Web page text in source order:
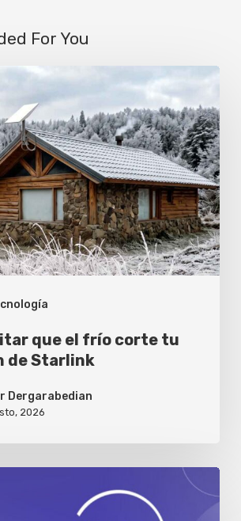
For You
que el frío corte tu
de Starlink
Dergarabedian
2026